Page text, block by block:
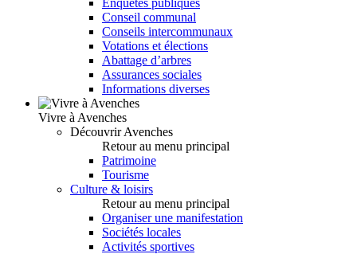
Enquêtes publiques
Conseil communal
Conseils intercommunaux
Votations et élections
Abattage d’arbres
Assurances sociales
Informations diverses
Vivre à Avenches
Découvrir Avenches
Retour au menu principal
Patrimoine
Tourisme
Culture & loisirs
Retour au menu principal
Organiser une manifestation
Sociétés locales
Activités sportives